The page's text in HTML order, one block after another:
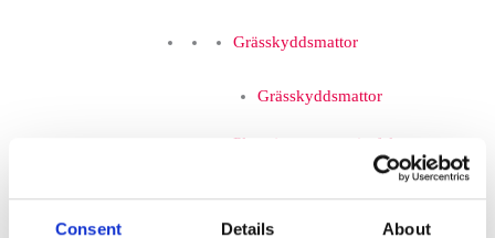
Consent Details About
Grässkyddsmattor
Grässkyddsmattor
Platsgjuten gummiasfalt